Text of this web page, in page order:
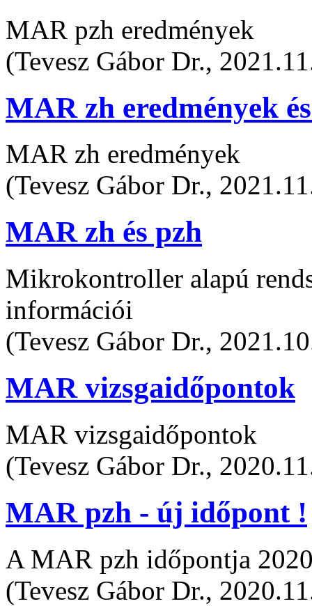
MAR pzh eredmények
(Tevesz Gábor Dr.,
MAR zh eredmények
MAR zh eredmények
(Tevesz Gábor Dr.,
MAR zh és pzh
Mikrokontroller alapú
információi
(Tevesz Gábor Dr.,
MAR vizsgaidőpontok
MAR vizsgaidőpontok
(Tevesz Gábor Dr.,
MAR pzh - új időpont !
A MAR pzh időpontja
(Tevesz Gábor Dr.,